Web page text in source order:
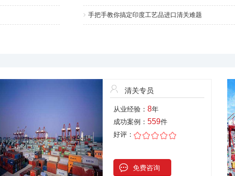
手把手教你搞定印度工艺品进口清关难题
清关专员
从业经验： 8年
成功案例： 559件
好评：
免费咨询